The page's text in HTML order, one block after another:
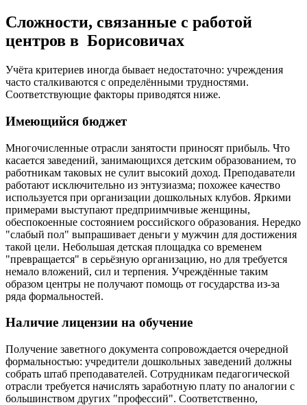
Сложности, связанные с работой
центров в Борисовичах
Учёта критериев иногда бывает недостаточно: учреждения
часто сталкиваются с определёнными трудностями.
Соответствующие факторы приводятся ниже.
Имеющийся бюджет
Многочисленные отрасли занятости приносят прибыль. Что
касается заведений, занимающихся детским образованием, то
работникам таковых не сулит высокий доход. Преподаватели
работают исключительно из энтузиазма; похожее качество
используется при организации дошкольных клубов. Яркими
примерами выступают предприимчивые женщины,
обеспокоенные состоянием российского образования. Нередко
"слабый пол" выпрашивает деньги у мужчин для достижения
такой цели. Небольшая детская площадка со временем
"превращается" в серьёзную организацию, но для требуется
немало вложений, сил и терпения. Учреждённые таким
образом центры не получают помощь от государства из-за
ряда формальностей.
Наличие лицензии на обучение
Получение заветного документа сопровождается очередной
формальностью: учредители дошкольных заведений должны
собрать штаб преподавателей. Сотрудникам педагогической
отрасли требуется начислять заработную плату по аналогии с
большинством других "профессий". Соответственно,